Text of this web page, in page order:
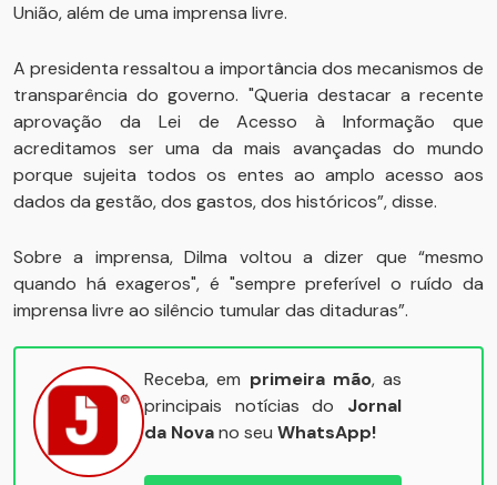
União, além de uma imprensa livre.
A presidenta ressaltou a importância dos mecanismos de
transparência do governo. "Queria destacar a recente
aprovação da Lei de Acesso à Informação que
acreditamos ser uma da mais avançadas do mundo
porque sujeita todos os entes ao amplo acesso aos
dados da gestão, dos gastos, dos históricos”, disse.
Sobre a imprensa, Dilma voltou a dizer que “mesmo
quando há exageros", é "sempre preferível o ruído da
imprensa livre ao silêncio tumular das ditaduras”.
Receba, em primeira mão, as
principais notícias do Jornal
da Novano seu WhatsApp!